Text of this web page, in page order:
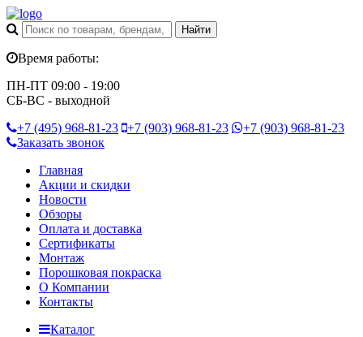
Время работы:
ПН-ПТ 09:00 - 19:00
СБ-ВС - выходной
+7 (495) 968-81-23 +7 (903) 968-81-23 +7 (903) 968-81-23
Заказать звонок
Главная
Акции и скидки
Новости
Обзоры
Оплата и доставка
Сертификаты
Монтаж
Порошковая покраска
О Компании
Контакты
Каталог